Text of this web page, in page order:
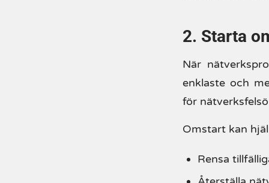
2. Starta
När
enklaste och
för
Omstart kan
Rensa